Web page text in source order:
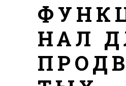
НАЛ